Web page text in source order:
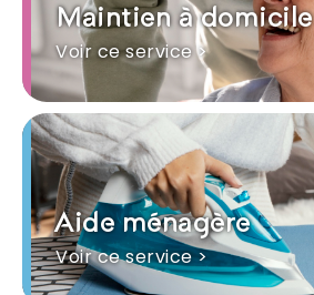
Maintien à domicile
Voir ce service >
Aide ménagère
Voir ce service >